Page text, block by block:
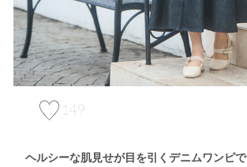
149
ヘルシーな肌見せが目を引くデニムワンピで